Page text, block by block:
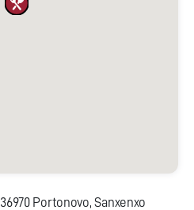
Portonovo, Sanxenxo